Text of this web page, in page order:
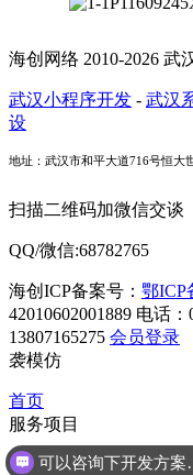
海创网络 2010-2026 武
武汉小程序开发 - 武汉
设
地址：武汉市和平大道716号恒大
扫描二维码加微信交谈
QQ/微信:68782765
海创ICP备案号： 鄂ICP
42010602001889 电话：
13807165275 会员登录
袭模仿
首页
服务项目
小程序开发 可以